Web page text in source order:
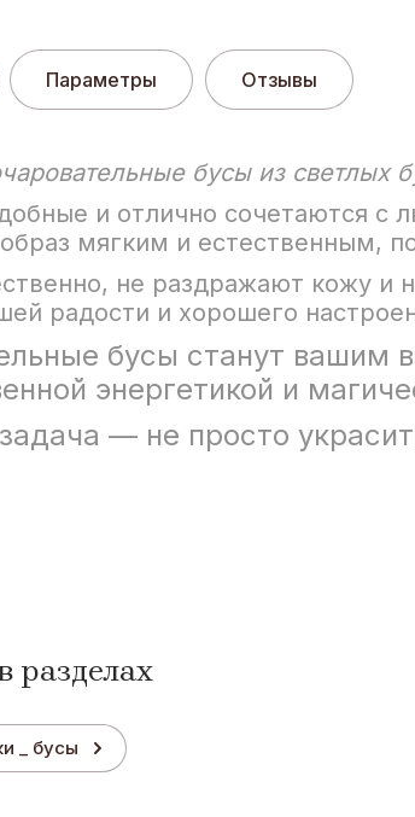
Параметры Отзывы
бусы из светлых
и отлично сочетаются с
мягким и естественным,
не раздражают кожу и
радости и хорошего
бусы станут вашим
энергетикой и
— не просто
разделах
_ бусы